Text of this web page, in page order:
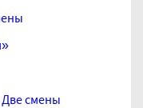
Две смены